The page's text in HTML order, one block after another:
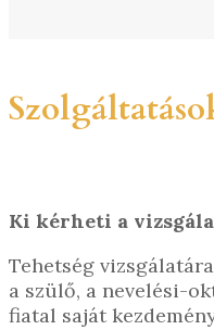
Ki kérheti a
Tehetség
a szülő, a nevelési-
fiatal saját